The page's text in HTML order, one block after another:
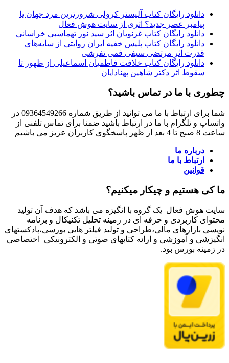
دانلود رایگان کتاب آلیستر کرولی شرورترین مرد جهان یا
پیامبر عصر جدید؟ اثری از سایت هوش فعال
دانلود رایگان کتاب غزنویان اثر سید نور تهماسبی خراسانی
دانلود رایگان کتاب پلیس خفیه ایران روایتی از سایه‌های
قدرت اثر مرتضی سیفی فمی تفرشی
دانلود رایگان کتاب خلافت فاطمیان اسماعیلی از ظهور تا
سقوط اثر دکتر شاهین پهنادایان
چطوری با ما در تماس باشید؟
شما برای ارتباط با ما می توانید از طریق شماره 09364549266 در
واتساپ و تلگرام با ما در ارتباط باشید ضمنا برای تماس تلفنی از
ساعت 8 صبح تا 4 بعد از ظهر پاسخگوی کاربران عزیز می باشیم
درباره ما
ارتباط با ما
قوانین
ما کی هستیم و چیکار میکنیم؟
سایت هوش فعال یک گروه با انگیزه می باشد که هدف آن تولید
محتوای کاربردی و حرفه ای در زمینه تحلیل تکنیکال و برنامه
نویسی بازارهای مالی،طراحی و تولید فیلتر هایی بورسی،پادکستهای
انگیزشی و آموزشی و ارائه کتابهای صوتی و الکترونیکی اختصاصی
در زمینه بورس بود.